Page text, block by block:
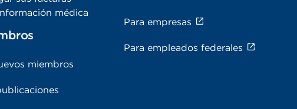
médica
miembros
Para empresas
Para empleados federales